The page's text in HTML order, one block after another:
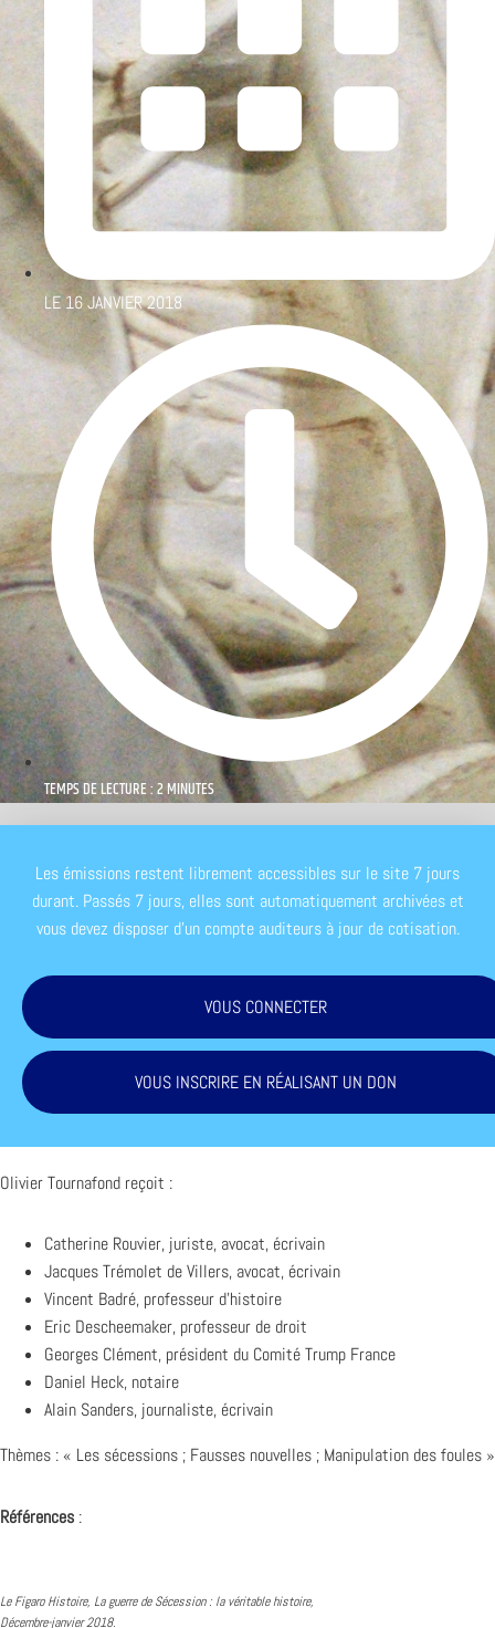
LE16 JANVIER 2018
TEMPS DE LECTURE : 2 MINUTES
Les émissions restent librement accessibles sur le site 7 jours
durant. Passés 7 jours, elles sont automatiquement archivées et
vous devez disposer d'un compte auditeurs à jour de cotisation.
VOUS CONNECTER
VOUS INSCRIRE EN RÉALISANT UN DON
Olivier Tournafond reçoit :
Catherine Rouvier, juriste, avocat, écrivain
Jacques Trémolet de Villers, avocat, écrivain
Vincent Badré, professeur d’histoire
Eric Descheemaker, professeur de droit
Georges Clément, président du Comité Trump France
Daniel Heck, notaire
Alain Sanders, journaliste, écrivain
Thèmes : « Les sécessions ; Fausses nouvelles ; Manipulation des foules »
Références :
Le Figaro Histoire, La guerre de Sécession : la véritable histoire,
Décembre-janvier 2018.